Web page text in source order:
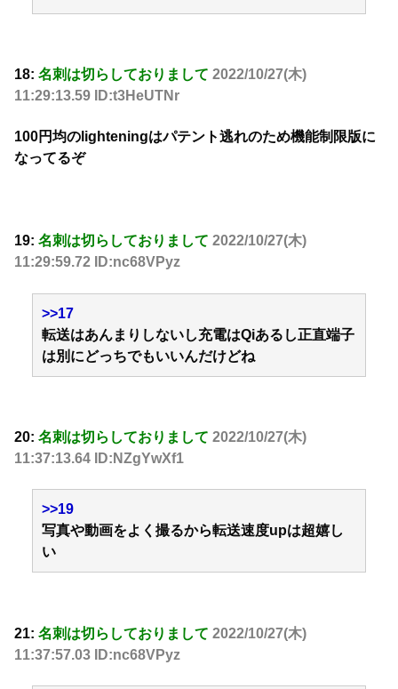
18: 名刺は切らしておりまして 2022/10/27(木)
11:29:13.59 ID:t3HeUTNr
100円均のlighteningはパテント逃れのため機能制限版に
なってるぞ
19: 名刺は切らしておりまして 2022/10/27(木)
11:29:59.72 ID:nc68VPyz
>>17
転送はあんまりしないし充電はQiあるし正直端子
は別にどっちでもいいんだけどね
20: 名刺は切らしておりまして 2022/10/27(木)
11:37:13.64 ID:NZgYwXf1
>>19
写真や動画をよく撮るから転送速度upは超嬉し
い
21: 名刺は切らしておりまして 2022/10/27(木)
11:37:57.03 ID:nc68VPyz